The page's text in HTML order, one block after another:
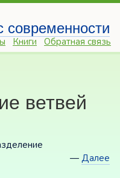
современности
Книги Обратная связь
ветвей
—Далее